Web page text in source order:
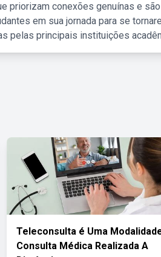
priorizam conexões genuínas e
em sua jornada para se
pelas principais instituições
Teleconsulta é Uma
Consulta Médica Realizada A